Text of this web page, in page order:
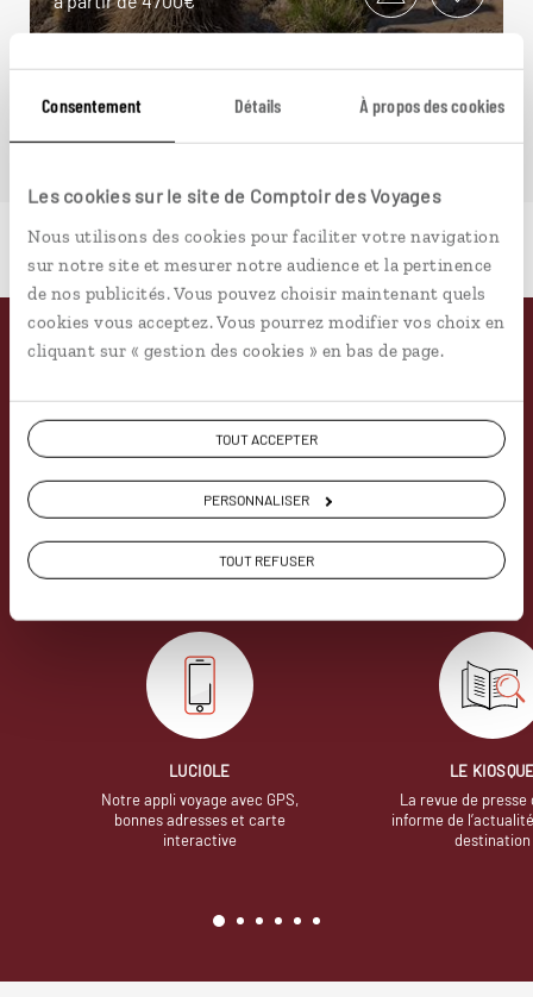
Consentement Détails À propos des cookies
Les cookies sur le site de Comptoir des Voyages
Nous utilisons des cookies pour faciliter votre navigation
sur notre site et mesurer notre audience et la pertinence
de nos publicités. Vous pouvez choisir maintenant quels
cookies vous acceptez. Vous pourrez modifier vos choix en
cliquant sur « gestion des cookies » en bas de page.
TOUT ACCEPTER
PERSONNALISER
TOUT REFUSER
Pourquoi voyager avec
nous
Soyons honnête, nous ne sommes pas les seuls
à proposer des voyages sur mesure,mais nous
avons quelques atouts qui font
incontestablement la différence.
LUCIOLE
Notre appli voyage avec GPS,
bonnes adresses et carte
interactive
LE
La revue de presse
informe de
destination